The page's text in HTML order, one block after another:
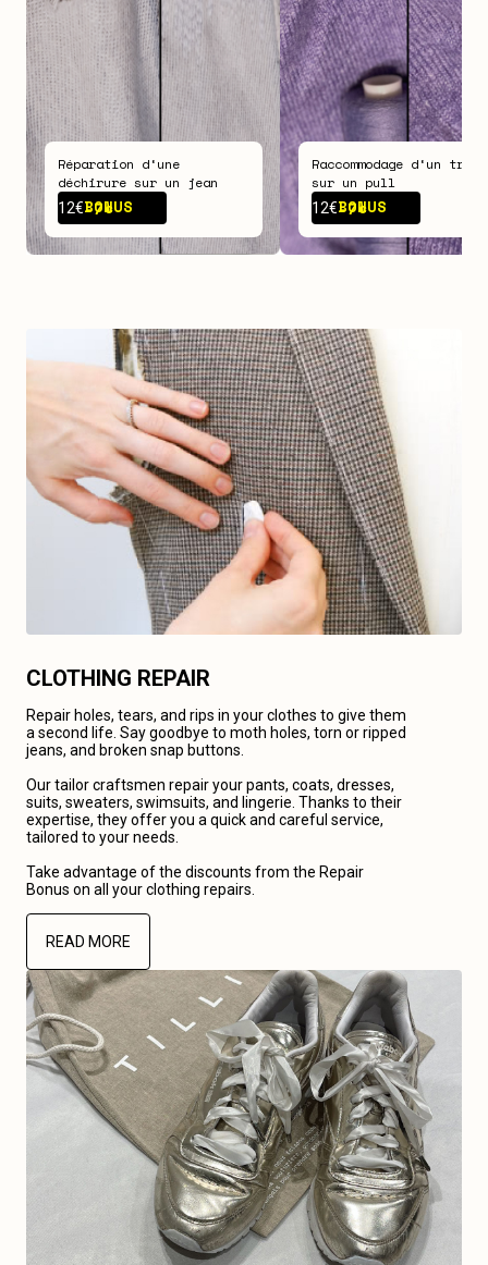
Réparation d‘une
déchirure sur un jean
12€BONUS -7€
Raccommodage d‘un trou
sur un pull
12€BONUS -7€
CLOTHING REPAIR
Repair holes, tears, and rips in your clothes to give them
a second life. Say goodbye to moth holes, torn or ripped
jeans, and broken snap buttons.
Our tailor craftsmen repair your pants, coats, dresses,
suits, sweaters, swimsuits, and lingerie. Thanks to their
expertise, they offer you a quick and careful service,
tailored to your needs.
Take advantage of the discounts from the Repair
Bonus on all your clothing repairs.
READ MORE